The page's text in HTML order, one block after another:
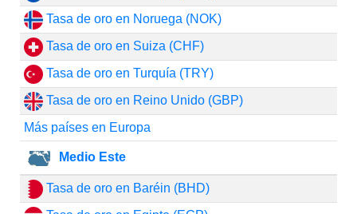
Tasa de oro en Noruega (NOK)
Tasa de oro en Suiza (CHF)
Tasa de oro en Turquía (TRY)
Tasa de oro en Reino Unido (GBP)
Más países en Europa
Medio Este
Tasa de oro en Baréin (BHD)